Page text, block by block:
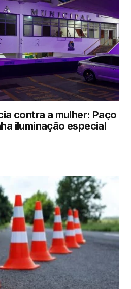
contra a mulher: Paço
iluminação especial